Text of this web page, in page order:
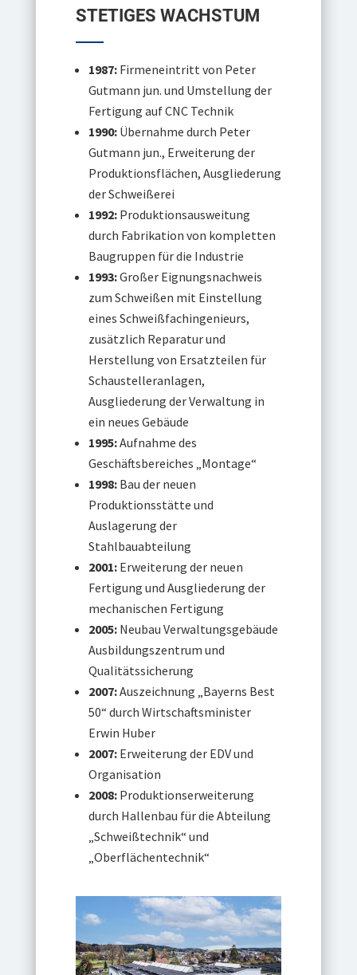
STETIGES WACHSTUM
1987:Firmeneintritt von Peter
Gutmann jun. und Umstellung der
Fertigung auf CNC Technik
1990:Übernahme durch Peter
Gutmann jun., Erweiterung der
Produktionsflächen, Ausgliederung
der Schweißerei
1992:Produktionsausweitung
durch Fabrikation von kompletten
Baugruppen für die Industrie
1993:Großer Eignungsnachweis
zum Schweißen mit Einstellung
eines Schweißfachingenieurs,
zusätzlich Reparatur und
Herstellung von Ersatzteilen für
Schaustelleranlagen,
Ausgliederung der Verwaltung in
ein neues Gebäude
1995:Aufnahme des
Geschäftsbereiches „Montage“
1998:Bau der neuen
Produktionsstätte und
Auslagerung der
Stahlbauabteilung
2001:Erweiterung der neuen
Fertigung und Ausgliederung der
mechanischen Fertigung
2005:Neubau Verwaltungsgebäude
Ausbildungszentrum und
Qualitätssicherung
2007:Auszeichnung „Bayerns Best
50“ durch Wirtschaftsminister
Erwin Huber
2007:Erweiterung der EDV und
Organisation
2008:Produktionserweiterung
durch Hallenbau für die Abteilung
„Schweißtechnik“ und
„Oberflächentechnik“